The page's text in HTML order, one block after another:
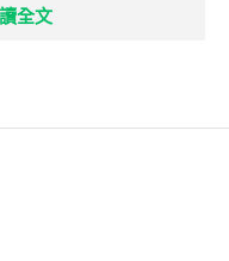
全文